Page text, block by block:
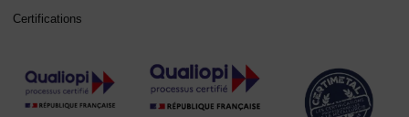
Certifications